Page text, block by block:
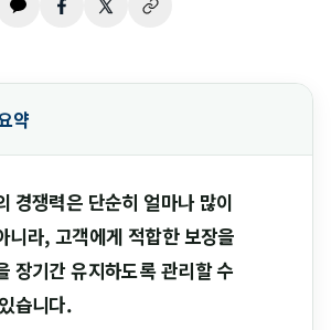
약
경쟁력은 단순히 얼마나 많이
니라, 고객에게 적합한 보장을
장기간 유지하도록 관리할 수
습니다.